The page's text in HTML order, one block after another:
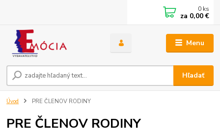
Menu
Hľadať
0 ks
za 0,00 €
Úvod PRE ČLENOV RODINY
PRE ČLENOV RODINY